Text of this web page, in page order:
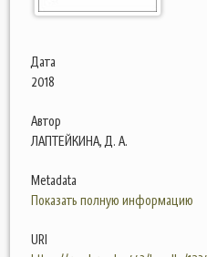
Дата
2018
Автор
ЛАПТЕЙКИНА, Д. А.
Metadata
Показать полную информацию
URI